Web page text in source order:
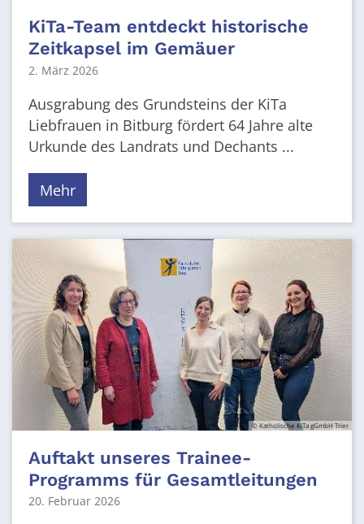
KiTa-Team entdeckt historische
Zeitkapsel im Gemäuer
2. März 2026
Ausgrabung des Grundsteins der KiTa
Liebfrauen in Bitburg fördert 64 Jahre alte
Urkunde des Landrats und Dechants ...
Mehr
© Katholische KiTa gGmbH Trier
Auftakt unseres Trainee-
Programms für Gesamtleitungen
20. Februar 2026